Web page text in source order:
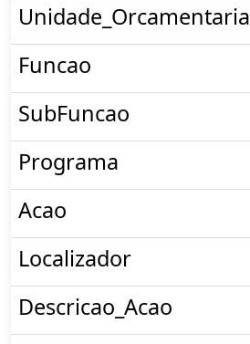
Unidade_Orcamentaria
Funcao
SubFuncao
Programa
Acao
Localizador
Descricao_Acao